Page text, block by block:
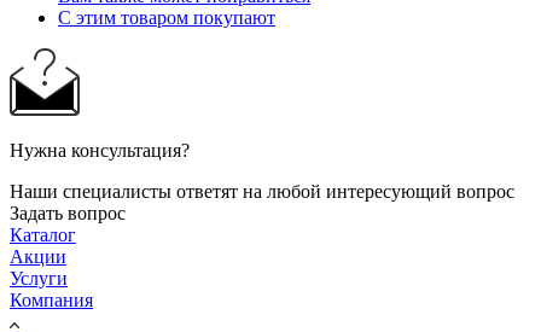
С этим товаром покупают
Нужна консультация?
Наши специалисты ответят на любой интересующий вопрос
Задать вопрос
Каталог
Акции
Услуги
Компания